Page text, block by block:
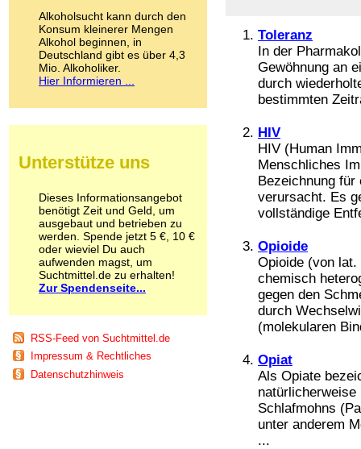
Toleranz
In der
Gewöhnung an
durch
bestimmten
HIV
HIV (Human
Menschliches
Bezeichnung
verursacht. Es
vollständige
Opioide
Opioide (von
chemisch
gegen den
durch
(molekularen
Opiat
Als Opiate
Schlafmohns
unter anderem
...
LSD
Marihuana
Medikamente
Meskalin
Metamphetamin
Methadon
Pilze
Psychopharmaka
Schlafmittel
Schmerzmittel
Schnüffelstoffe
Spice
Sucht / Süchte
Alkoholsucht
Co-Abhängigkeit
Computersucht
Ess-Brechsucht
Essstörungen
Fernsehsucht
Alkoholsucht kann durch den
Konsum kleinerer Mengen
Alkohol beginnen, in
Deutschland gibt es über 4,3
Mio. Alkoholiker.
Hier Informieren ...
Unterstütze uns
Dieses Informationsangebot
benötigt Zeit und Geld, um
ausgebaut und betrieben zu
werden. Spende jetzt 5 €, 10 €
oder wieviel Du auch
aufwenden magst, um
Suchtmittel.de zu erhalten!
Zur Spendenseite...
RSS-Feed von Suchtmittel.de
Impressum & Rechtliches
Datenschutzhinweis